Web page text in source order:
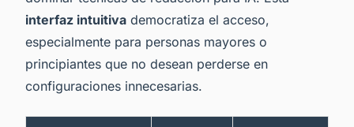
interfaz intuitiva democratiza el acceso,
especialmente para personas mayores o
principiantes que no desean perderse en
configuraciones innecesarias.